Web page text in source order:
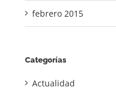
febrero 2015
Categorías
Actualidad